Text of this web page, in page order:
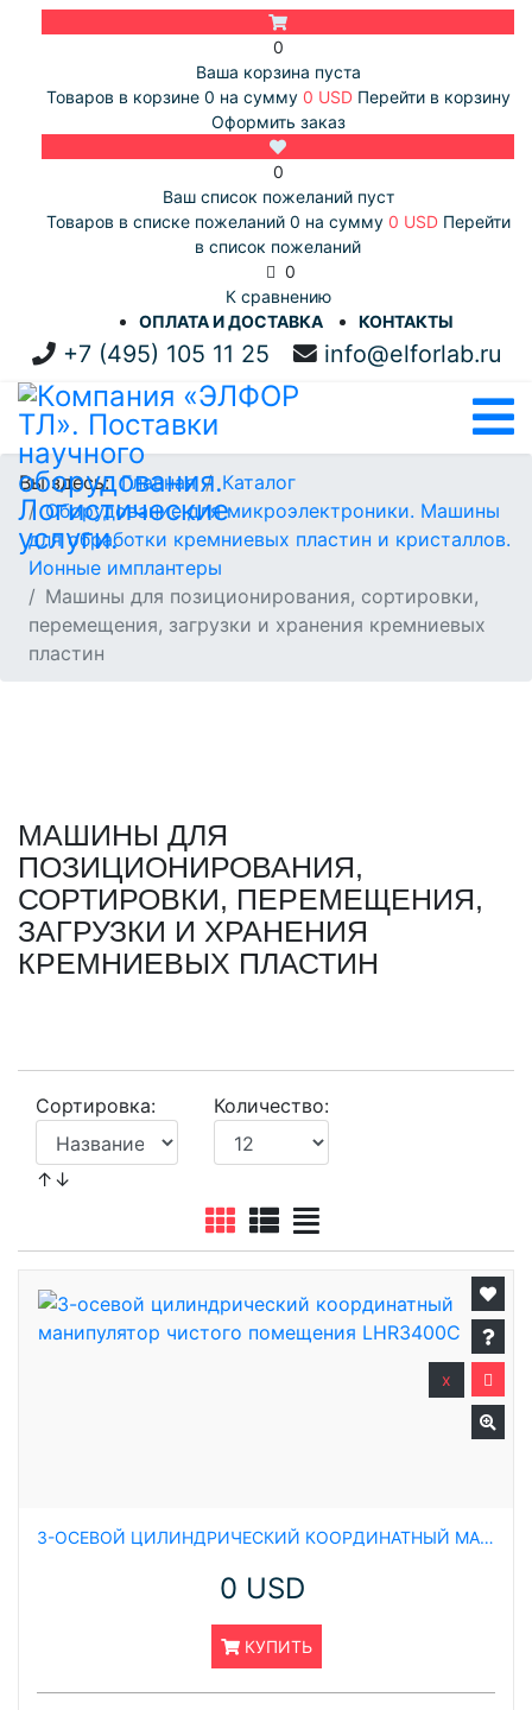
0
Ваша корзина пуста
Товаров в корзине 0 на сумму 0 USD Перейти в корзину
Оформить заказ
0
Ваш список пожеланий пуст
Товаров в списке пожеланий 0 на сумму 0 USD Перейти
в список пожеланий
0
К сравнению
ОПЛАТА И ДОСТАВКА
КОНТАКТЫ
+7 (495) 105 11 25 info@elforlab.ru
Вы здесь:Главная
Каталог
Оборудование для микроэлектроники. Машины
для обработки кремниевых пластин и кристаллов.
Ионные имплантеры
Машины для позиционирования, сортировки,
перемещения, загрузки и хранения кремниевых
пластин
МАШИНЫ ДЛЯ
ПОЗИЦИОНИРОВАНИЯ,
СОРТИРОВКИ, ПЕРЕМЕЩЕНИЯ,
ЗАГРУЗКИ И ХРАНЕНИЯ
КРЕМНИЕВЫХ ПЛАСТИН
Сортировка:
↑↓
Количество:
3-ОСЕВОЙ ЦИЛИНДРИЧЕСКИЙ КООРДИНАТНЫЙ МАНИПУЛЯТОР ЧИСТОГО ПОМЕЩЕНИЯ LHR3400C
0 USD
КУПИТЬ
x